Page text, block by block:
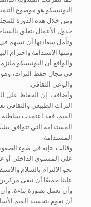
اليونيسكو هو موضوع
ومن خلال هذه الدورة
جدول الأعمال يتعلق
وتأمل سعادتها أن تسهم
ومنها الاستدامة واحترام
والواقع أن اليونيسكو
في مجال حفظ التراث،
والوعي الثقافي.
وأضافت: إن الحفاظ على
التراث الطبيعي والثقافي
القيم، فقد اعتمدت سلطنة
المستدامة التي تتوافق
المستدامة.
وقالت: «إنه في ضوء
على المستوى الداخلي أو
نحو الالتزام بالسلام
علينا جميعًا أن نبقى
وأن نعمل بصورة بناءة،
أن نقوم بتجسيد القيم